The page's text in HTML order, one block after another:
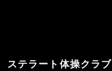
ステラート体操クラブ